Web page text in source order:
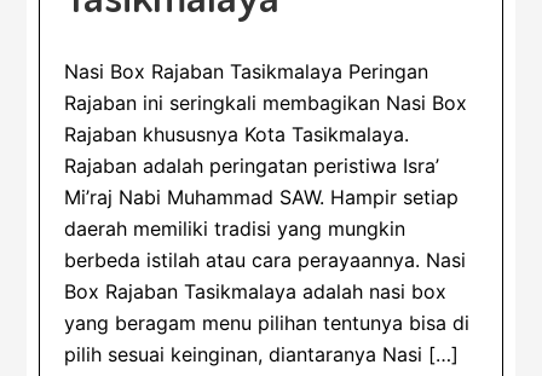
Nasi Box Rajaban Tasikmalaya Peringan
Rajaban ini seringkali membagikan Nasi Box
Rajaban khususnya Kota Tasikmalaya.
Rajaban adalah peringatan peristiwa Isra’
Mi’raj Nabi Muhammad SAW. Hampir setiap
daerah memiliki tradisi yang mungkin
berbeda istilah atau cara perayaannya. Nasi
Box Rajaban Tasikmalaya adalah nasi box
yang beragam menu pilihan tentunya bisa di
pilih sesuai keinginan, diantaranya Nasi […]